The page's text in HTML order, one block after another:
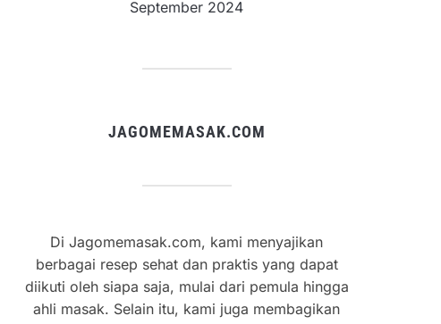
September 2024
JAGOMEMASAK.COM
Di Jagomemasak.com, kami menyajikan
berbagai resep sehat dan praktis yang dapat
diikuti oleh siapa saja, mulai dari pemula hingga
ahli masak. Selain itu, kami juga membagikan